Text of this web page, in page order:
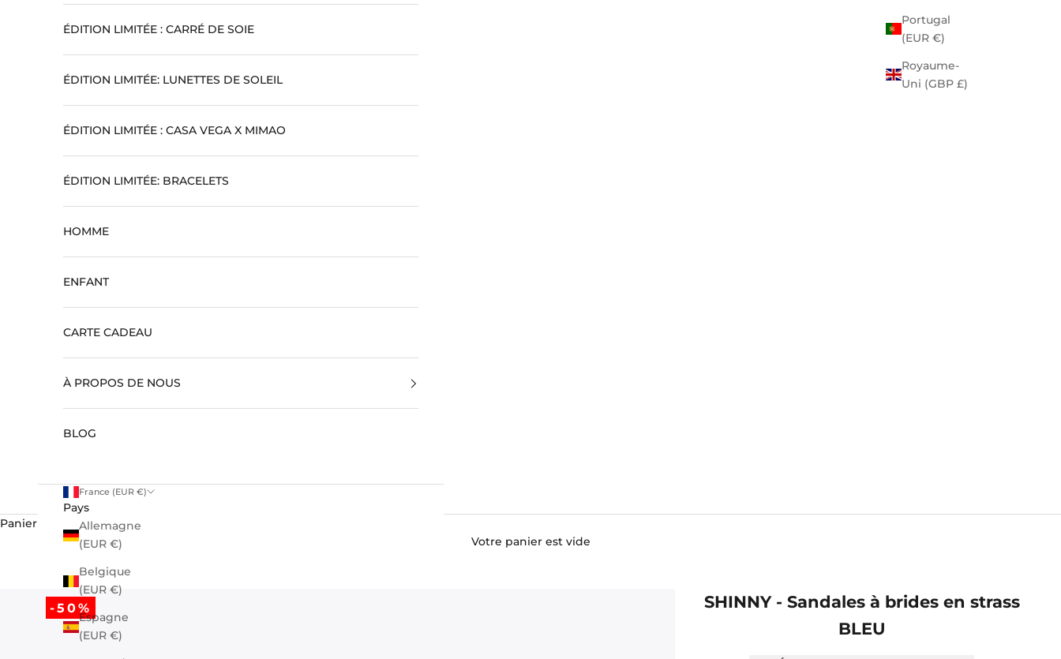
Portugal
(EUR €)
Royaume-
Uni (GBP £)
ÉDITION LIMITÉE : CARRÉ DE SOIE
ÉDITION LIMITÉE: LUNETTES DE SOLEIL
ÉDITION LIMITÉE : CASA VEGA X MIMAO
ÉDITION LIMITÉE: BRACELETS
HOMME
ENFANT
CARTE CADEAU
À PROPOS DE NOUS
BLOG
France (EUR €)
Pays
Allemagne
(EUR €)
Belgique
(EUR €)
Espagne
(EUR €)
Panier
Votre panier est vide
-50%
SHINNY - Sandales à brides en strass
BLEU